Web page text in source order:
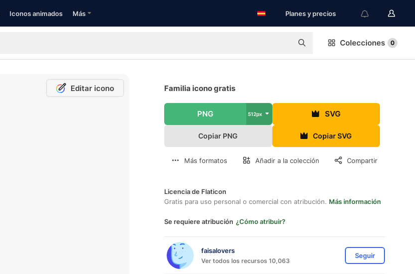
Iconos animados Más Planes y precios
Colecciones 0
Editar icono Familia icono gratis
PNG 512px SVG
Copiar PNG Copiar SVG
Más formatos Añadir a la colección Compartir
Licencia de Flaticon
Gratis para uso personal o comercial con atribución. Más información
Se requiere atribución ¿Cómo atribuir?
faisalovers
Ver todos los recursos 10,063
Seguir